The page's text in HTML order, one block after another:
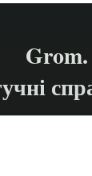
Grom.